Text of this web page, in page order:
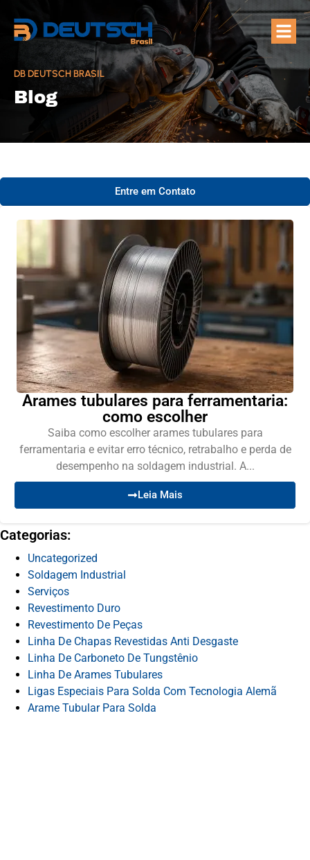
DB DEUTSCH BRASIL
Blog
Entre em Contato
Arames tubulares para ferramentaria:
como escolher
Saiba como escolher arames tubulares para
ferramentaria e evitar erro técnico, retrabalho e perda de
desempenho na soldagem industrial. A...
Leia Mais
Categorias:
Uncategorized
Soldagem Industrial
Serviços
Revestimento Duro
Revestimento De Peças
Linha De Chapas Revestidas Anti Desgaste
Linha De Carboneto De Tungstênio
Linha De Arames Tubulares
Ligas Especiais Para Solda Com Tecnologia Alemã
Arame Tubular Para Solda